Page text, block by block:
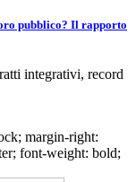
pubblico? Il rapporto
integrativi, record
margin-right:
font-weight: bold;